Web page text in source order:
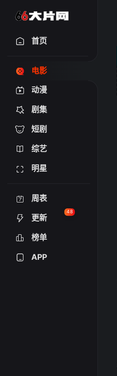
首页
电影
动漫
剧集
短剧
综艺
明星
周表
更新
48
榜单
APP